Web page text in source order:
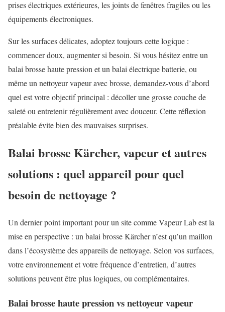
prises électriques extérieures, les joints de fenêtres fragiles ou les
équipements électroniques.
Sur les surfaces délicates, adoptez toujours cette logique :
commencer doux, augmenter si besoin. Si vous hésitez entre un
balai brosse haute pression et un balai électrique batterie, ou
même un nettoyeur vapeur avec brosse, demandez-vous d’abord
quel est votre objectif principal : décoller une grosse couche de
saleté ou entretenir régulièrement avec douceur. Cette réflexion
préalable évite bien des mauvaises surprises.
Balai brosse Kärcher, vapeur et autres
solutions : quel appareil pour quel
besoin de nettoyage ?
Un dernier point important pour un site comme Vapeur Lab est la
mise en perspective : un balai brosse Kärcher n’est qu’un maillon
dans l’écosystème des appareils de nettoyage. Selon vos surfaces,
votre environnement et votre fréquence d’entretien, d’autres
solutions peuvent être plus logiques, ou complémentaires.
Balai brosse haute pression vs nettoyeur vapeur